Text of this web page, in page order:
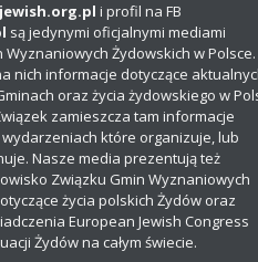
i profil na FB
są jedynymi oficjalnymi mediami
Wyznaniowych Żydowskich w Polsce.
nich informacje dotyczące
oraz życia żydowskiego w
zamieszcza tam informacje
które organizuje, lub
Nasze media prezentują też
Związku Gmin Wyznaniowych
życia polskich Żydów oraz
European Jewish Congress
Żydów na całym świecie.